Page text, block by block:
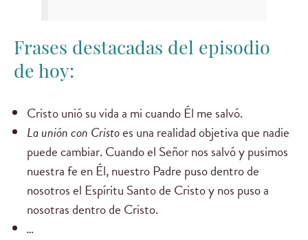
Frases destacadas del episodio
de hoy:
Cristo unió su vida a mi cuando Él me salvó.
La unión con Cristoes una realidad objetiva que nadie
puede cambiar. Cuando el Señor nos salvó y pusimos
nuestra fe en Él, nuestro Padre puso dentro de
nosotros el Espíritu Santo de Cristo y nos puso a
nosotras dentro de Cristo.
…